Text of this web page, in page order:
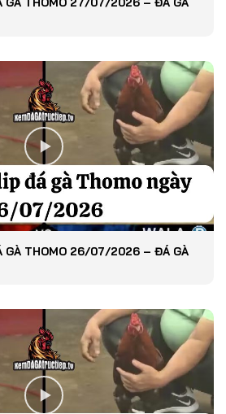
GÀ THOMO 26/07/2026 – ĐÁ GÀ